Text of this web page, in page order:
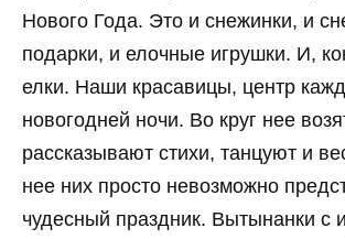
Нового Года. Это и снежинки, и
подарки, и елочные игрушки. И,
елки. Наши красавицы, центр
новогодней ночи. Во круг нее
рассказывают стихи, танцуют и
нее них просто невозможно
чудесный праздник. Вытынанки с